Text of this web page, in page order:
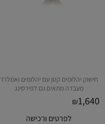
חישוק יהלומים קטן עם יהלומים ואמלרד
מעבדה מתאים גם לפירסינג
₪1,640
לפרטים ורכישה